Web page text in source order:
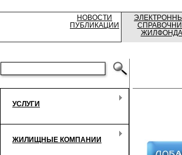
НОВОСТИ
ПУБЛИКАЦИИ
ЖИЛФОНДА
УСЛУГИ
ЖИЛИЩНЫЕ КОМПАНИИ